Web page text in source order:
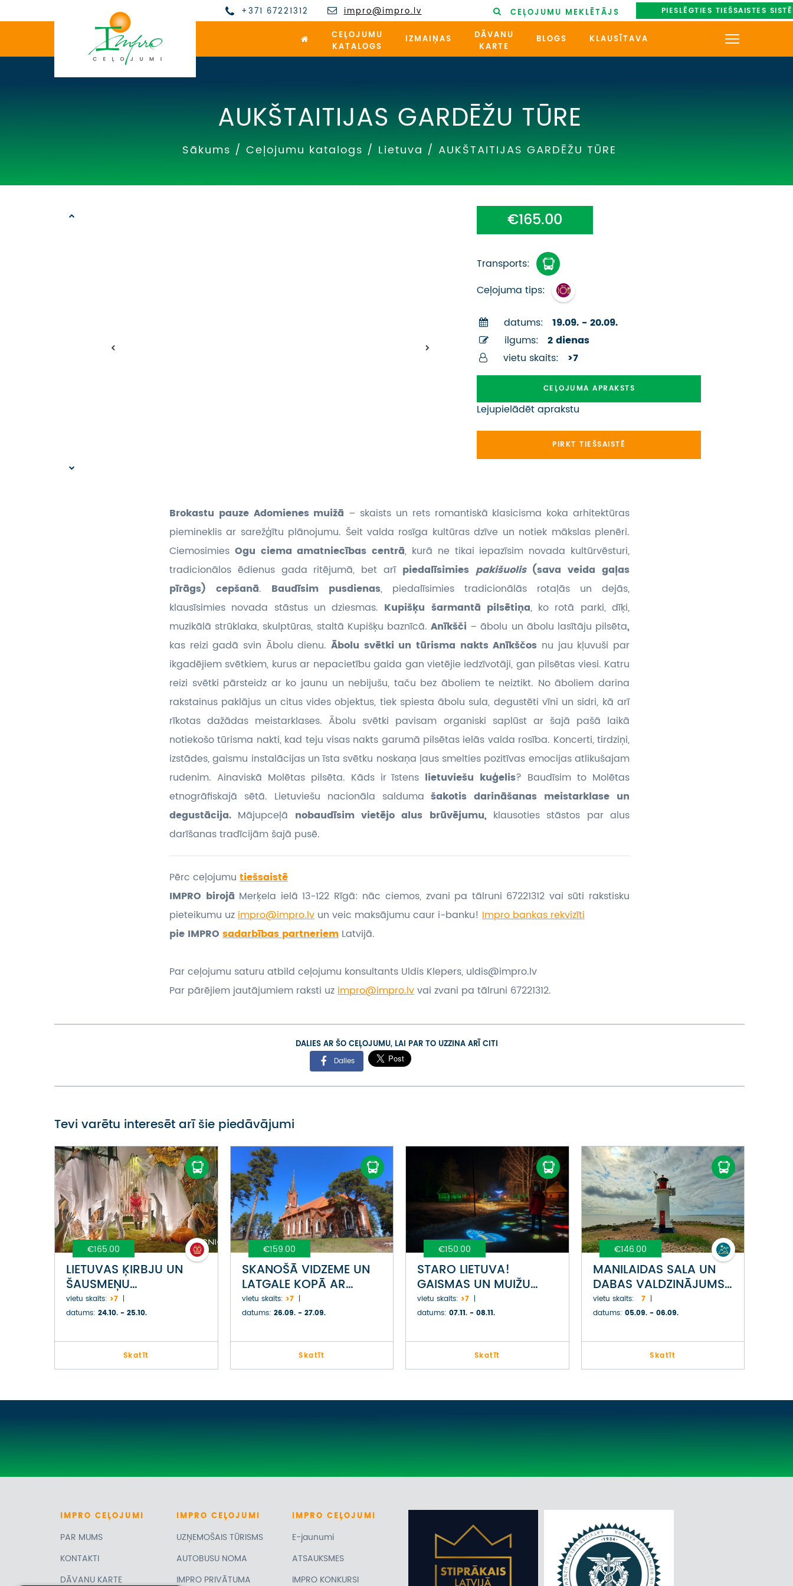
+371 67221312 impro@impro.lv CEĻOJUMU MEKLĒTĀJS PIESLĒGTIES TIEŠSAISTES
CEĻOJUMU
KATALOGS
IZMAIŅAS
DĀVANU
KARTE
BLOGS KLAUSĪTAVA
PIEMIŅAS ISTABA
AUKŠTAITIJAS GARDĒŽU TŪRE
Sākums / Ceļojumu katalogs / Lietuva / AUKŠTAITIJAS GARDĒŽU TŪRE
€165.00
Transports:
Ceļojuma tips:
datums:
19.09. - 20.09.
ilgums:
2 dienas
vietu skaits:
>7
CEĻOJUMA APRAKSTS
Lejupielādēt aprakstu
PIRKT TIEŠSAISTĒ
Brokastu pauze Adomienes muižā – skaists un rets romantiskā klasicisma koka arhitektūras
piemineklis ar sarežģītu plānojumu. Šeit valda rosīga kultūras dzīve un notiek mākslas plenēri.
Ciemosimies Ogu ciema amatniecības centrā, kurā ne tikai iepazīsim novada kultūrvēsturi,
tradicionālos ēdienus gada ritējumā, bet arī piedalīsimies pakišuolis (sava veida gaļas
pīrāgs) cepšanā. Baudīsim pusdienas, piedalīsimies tradicionālās rotaļās un dejās,
klausīsimies novada stāstus un dziesmas. Kupišķu šarmantā pilsētiņa, ko rotā parki, dīķi,
muzikālā strūklaka, skulptūras, staltā Kupišķu baznīcā. Anīkšči – ābolu un ābolu lasītāju pilsēta,
kas reizi gadā svin Ābolu dienu. Ābolu svētki un tūrisma nakts Anīkščos nu jau kļuvuši par
ikgadējiem svētkiem, kurus ar nepacietību gaida gan vietējie iedzīvotāji, gan pilsētas viesi. Katru
reizi svētki pārsteidz ar ko jaunu un nebijušu, taču bez āboliem te neiztikt. No āboliem darina
rakstainus paklājus un citus vides objektus, tiek spiesta ābolu sula, degustēti vīni un sidri, kā arī
rīkotas dažādas meistarklases. Ābolu svētki pavisam organiski saplūst ar šajā pašā laikā
notiekošo tūrisma nakti, kad teju visas nakts garumā pilsētas ielās valda rosība. Koncerti, tirdziņi,
izstādes, gaismu instalācijas un īsta svētku noskaņa ļaus smelties pozitīvas emocijas atlikušajam
rudenim. Ainaviskā Molētas pilsēta. Kāds ir īstens lietuviešu kuģelis? Baudīsim to Molētas
etnogrāfiskajā sētā. Lietuviešu nacionāla saldumašakotis darināšanas meistarklase un
degustācija. Mājupceļā nobaudīsim vietējo alus brūvējumu, klausoties stāstos par alus
darīšanas tradīcijām šajā pusē.
Pērc ceļojumu tiešsaistē
IMPRO birojā Merķela ielā 13-122 Rīgā: nāc ciemos, zvani pa tālruni 67221312 vai sūti rakstisku
pieteikumu uzimpro@impro.lv un veic maksājumu caur i-banku! Impro bankas rekvizīti
pie IMPRO sadarbības partneriem Latvijā.
Par ceļojumu saturu atbild ceļojumu konsultants Uldis Klepers, uldis@impro.lv
Par pārējiem jautājumiem raksti uzimpro@impro.lvvai zvani pa tālruni 67221312.
DALIES AR ŠO CEĻOJUMU, LAI PAR TO UZZINA ARĪ CITI
Dalies
Tevi varētu interesēt arī šie piedāvājumi
€165.00
LIETUVAS ĶIRBJU UN
ŠAUSMEŅU
PIEDZĪVOJUMU TŪRE
SKOLĒNU BRĪVDIENĀS
vietu skaits: >7
datums: 24.10. - 25.10.
Skatīt
€159.00
SKANOŠĀ VIDZEME UN
LATGALE KOPĀ AR
ĒRĢELNIECI ILONU
BIRĢELI UN DZIEDĀTĀJU
vietu skaits: >7
datums: 26.09. - 27.09.
Skatīt
€150.00
STARO LIETUVA!
GAISMAS UN MUIŽU
CEĻŠ LIETUVĀ
vietu skaits: >7
datums: 07.11. - 08.11.
Skatīt
€146.00
MANILAIDAS SALA UN
DABAS VALDZINĀJUMS
PĒRNAVAS LĪČA
PIEKRASTĒ
vietu skaits:
7
datums: 05.09. - 06.09.
Skatīt
IMPRO CEĻOJUMI
PAR MUMS
KONTAKTI
DĀVANU KARTE
IMPRO CEĻOJUMI
UZŅEMOŠAIS TŪRISMS
AUTOBUSU NOMA
IMPRO PRIVĀTUMA
IMPROCEĻOJUMI
E-jaunumi
ATSAUKSMES
IMPRO KONKURSI